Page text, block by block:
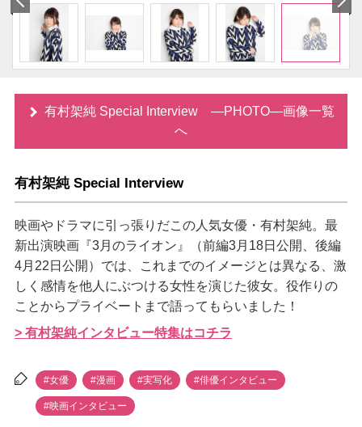
有村架純 Special Interview ―PHOTO―画像一覧
へ
有村架純 Special Interview
映画やドラマに引っ張りだこの人気女優・有村架純。最
新出演映画『3月のライオン』（前編3月18日公開、後編
4月22日公開）では、これまでのイメージとは異なる、激
しく感情を他人にぶつける女性を演じた彼女。役作りの
ことからプライベートまで語ってもらいました！
> 有村架純インタビュー特集はコチラ
#女優 #漫画 #実写化 #俳優インタビュー
#映画インタビュー